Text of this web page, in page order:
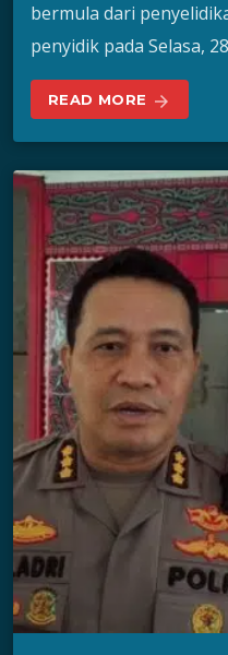
bermula dari
penyidik pada Selasa,
READ MORE arrow_forward